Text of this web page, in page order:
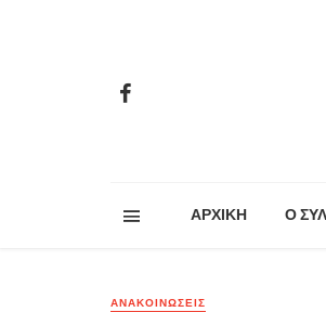
ΑΡΧΙΚΗ Ο
ΑΝΑΚΟΙΝΏΣΕΙΣ